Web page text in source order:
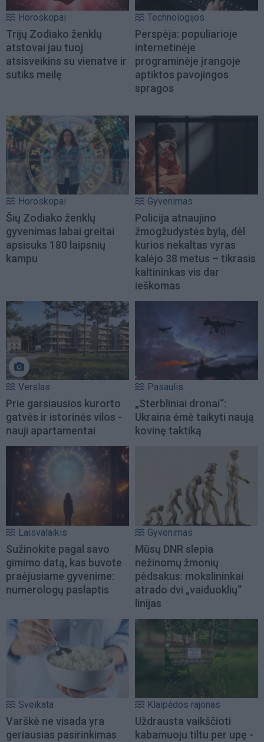
Horoskopai
Trijų Zodiako ženklų
atstovai jau tuoj
atsisveikins su vienatve ir
sutiks meilę
Technologijos
Perspėja: populiarioje
internetinėje
programinėje įrangoje
aptiktos pavojingos
spragos
Horoskopai
Šių Zodiako ženklų
gyvenimas labai greitai
apsisuks 180 laipsnių
kampu
Gyvenimas
Policija atnaujino
žmogžudystės bylą, dėl
kurios nekaltas vyras
kalėjo 38 metus – tikrasis
kaltininkas vis dar
ieškomas
Verslas
Prie garsiausios kurorto
gatvės ir istorinės vilos -
nauji apartamentai
Pasaulis
„Sterbliniai dronai“:
Ukraina ėmė taikyti naują
kovinę taktiką
Laisvalaikis
Sužinokite pagal savo
gimimo datą, kas buvote
praėjusiame gyvenime:
numerologų paslaptis
Gyvenimas
Mūsų DNR slepia
nežinomų žmonių
pėdsakus: mokslininkai
atrado dvi „vaiduoklių“
linijas
Sveikata
Varškė ne visada yra
geriausias pasirinkimas
Klaipėdos rajonas
Uždrausta vaikščioti
kabamuoju tiltu per upę -